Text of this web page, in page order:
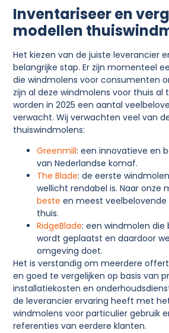
Inventariseer en
modellen
Het kiezen van de juiste leverancier
belangrijke stap. Er zijn momenteel
die windmolens voor consumenten
zijn al deze windmolens voor thuis al
worden in 2025 een aantal
verwacht. Wij verwachten veel van
thuiswindmolens:
Greenmill: een innovatieve en
van Nederlandse komaf.
The Blade: de eerste
wellicht rendabel is. Naar onze
beste en meest
thuis.
RidgeBlade: een windmolen die
wordt geplaatst en daardoor
omgeving doet.
Het is verstandig om meerdere
en goed te vergelijken op basis van
installatiekosten en
de leverancier ervaring heeft met
windmolens voor particulier gebruik
referenties van eerdere klanten.